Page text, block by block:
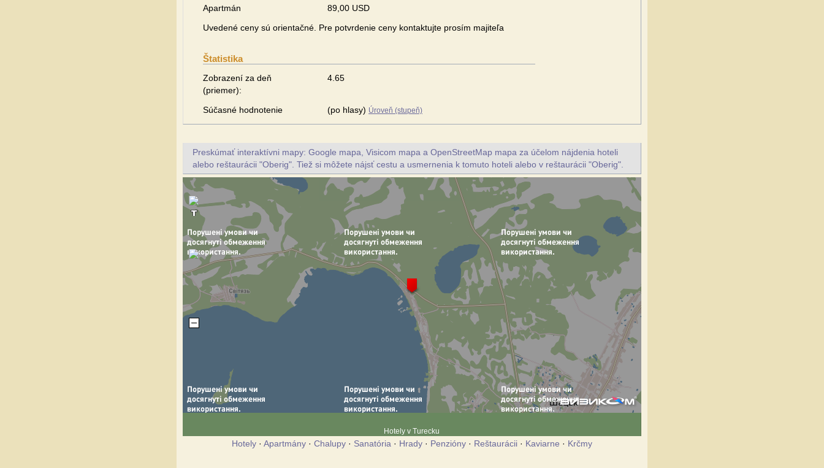
Apartmán
89,00 USD
Uvedené ceny sú orientačné. Pre potvrdenie ceny kontaktujte prosím majiteľa
Štatistika
Zobrazení za deň
(priemer):
4.65
Súčasné hodnotenie (po hlasy) Úroveň (stupeň)
Preskúmať interaktívni mapy: Google mapa, Visicom mapa a OpenStreetMap mapa za účelom nájdenia hoteli
alebo reštaurácii "Oberig". Tiež si môžete nájsť cestu a usmernenia k tomuto hoteli alebo v reštaurácii "Oberig".
Hotely v Turecku
Hotely · Apartmány · Chalupy · Sanatória · Hrady · Penzióny · Reštaurácii · Kaviarne · Krčmy